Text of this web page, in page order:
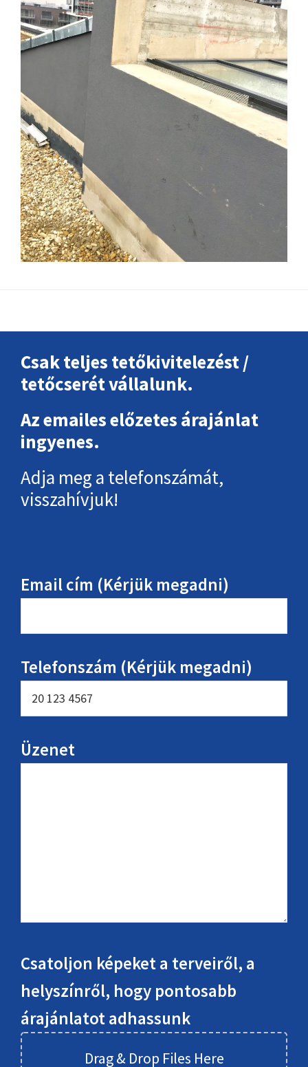
Csak teljes tetőkivitelezést /
tetőcserét vállalunk.
Az emailes előzetes árajánlat
ingyenes.
Adja meg a telefonszámát,
visszahívjuk!
Email cím (Kérjük megadni)
Telefonszám (Kérjük megadni)
Üzenet
Csatoljon képeket a terveiről, a
helyszínről, hogy pontosabb
árajánlatot adhassunk
Drag & Drop Files Here